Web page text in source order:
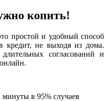
копить!
простой и удобный способ
не выходя из дома.
согласований и
в 95% случаев